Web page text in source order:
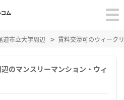
道市立大学周辺 賃料交渉可のウィーク
のマンスリーマンション・ウィ